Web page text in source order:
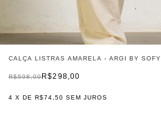
CALÇA LISTRAS AMARELA - ARGI BY SOFY
R$298,00
R$598,00
4 X DER$74,50 SEM JUROS